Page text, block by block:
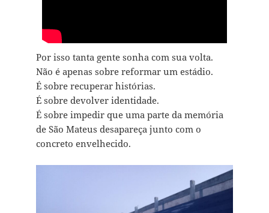
Por isso tanta gente sonha com sua volta.
Não é apenas sobre reformar um estádio.
É sobre recuperar histórias.
É sobre devolver identidade.
É sobre impedir que uma parte da memória
de São Mateus desapareça junto com o
concreto envelhecido.